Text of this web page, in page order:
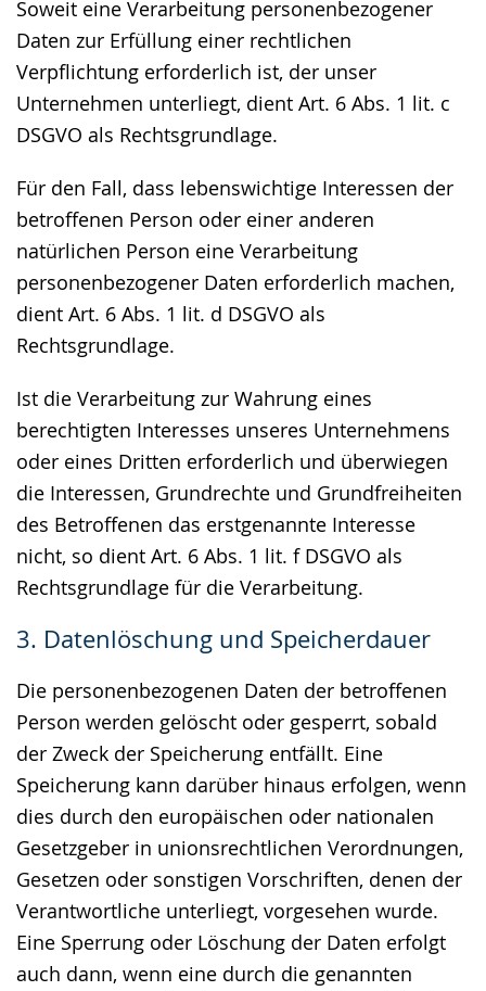
Soweit eine Verarbeitung personenbezogener
Daten zur Erfüllung einer rechtlichen
Verpflichtung erforderlich ist, der unser
Unternehmen unterliegt, dient Art. 6 Abs. 1 lit. c
DSGVO als Rechtsgrundlage.
Für den Fall, dass lebenswichtige Interessen der
betroffenen Person oder einer anderen
natürlichen Person eine Verarbeitung
personenbezogener Daten erforderlich machen,
dient Art. 6 Abs. 1 lit. d DSGVO als
Rechtsgrundlage.
Ist die Verarbeitung zur Wahrung eines
berechtigten Interesses unseres Unternehmens
oder eines Dritten erforderlich und überwiegen
die Interessen, Grundrechte und Grundfreiheiten
des Betroffenen das erstgenannte Interesse
nicht, so dient Art. 6 Abs. 1 lit. f DSGVO als
Rechtsgrundlage für die Verarbeitung.
3. Datenlöschung und Speicherdauer
Die personenbezogenen Daten der betroffenen
Person werden gelöscht oder gesperrt, sobald
der Zweck der Speicherung entfällt. Eine
Speicherung kann darüber hinaus erfolgen, wenn
dies durch den europäischen oder nationalen
Gesetzgeber in unionsrechtlichen Verordnungen,
Gesetzen oder sonstigen Vorschriften, denen der
Verantwortliche unterliegt, vorgesehen wurde.
Eine Sperrung oder Löschung der Daten erfolgt
auch dann, wenn eine durch die genannten